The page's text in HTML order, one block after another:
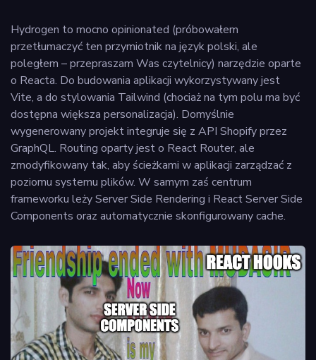
Hydrogen to mocno opinionated (próbowałem
przetłumaczyć ten przymiotnik na język polski, ale
poległem – przepraszam Was czytelnicy) narzędzie oparte
o Reacta. Do budowania aplikacji wykorzystywany jest
Vite, a do stylowania Tailwind (chociaż na tym polu ma być
dostępna większa personalizacja). Domyślnie
wygenerowany projekt integruje się z API Shopify przez
GraphQL. Routing oparty jest o React Router, ale
zmodyfikowany tak, aby ścieżkami w aplikacji zarządzać z
poziomu systemu plików. W samym zaś centrum
frameworku leży Server Side Rendering i React Server Side
Components oraz automatycznie skonfigurowany cache.